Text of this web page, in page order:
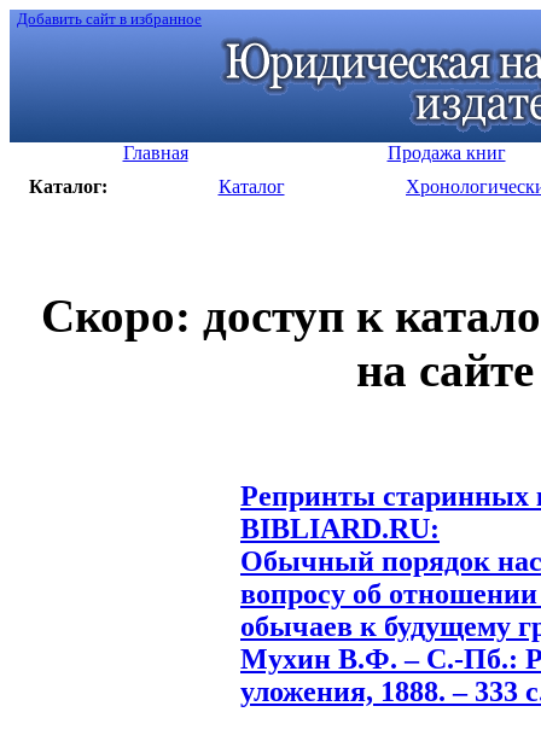
Добавить сайт в избранное
Главная
Продажа книг
Каталог:
Каталог
Скоро: доступ к
на
Репринты старинных
BIBLIARD.RU:
Обычный порядок
вопросу об
обычаев к будущему
Мухин В.Ф. – С.-Пб.:
уложения, 1888. – 333